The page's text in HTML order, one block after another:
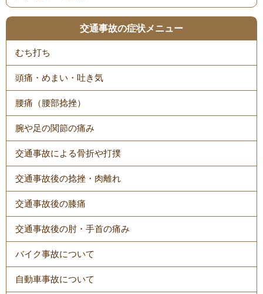
交通事故の症状メニュー
むち打ち
頭痛・めまい・吐き気
腰痛（腰部捻挫）
腕や足の関節の痛み
交通事故による骨折や打撲
交通事故後の捻挫・肉離れ
交通事故後の膝痛
交通事故後の肘・手首の痛み
バイク事故について
自動車事故について